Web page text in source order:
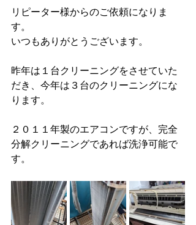
リピーター様からのご依頼になりま
す。
いつもありがとうございます。
昨年は１台クリーニングをさせていた
だき、今年は３台のクリーニングにな
ります。
２０１１年製のエアコンですが、完全
分解クリーニングであれば洗浄可能で
す。